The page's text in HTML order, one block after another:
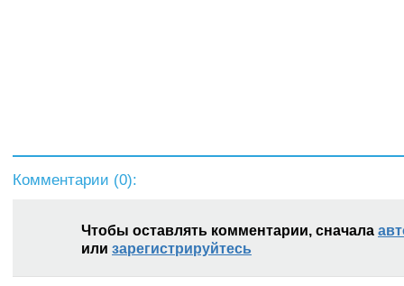
Комментарии (0):
Чтобы оставлять комментарии, сначала
или зарегистрируйтесь